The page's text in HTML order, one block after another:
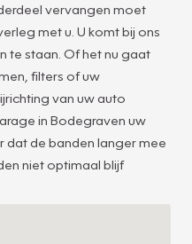
vervangen moet
met u. U komt bij ons
te staan. Of het nu gaat
filters of uw
van uw auto
in Bodegraven uw
dat de banden langer mee
niet optimaal blijf
50